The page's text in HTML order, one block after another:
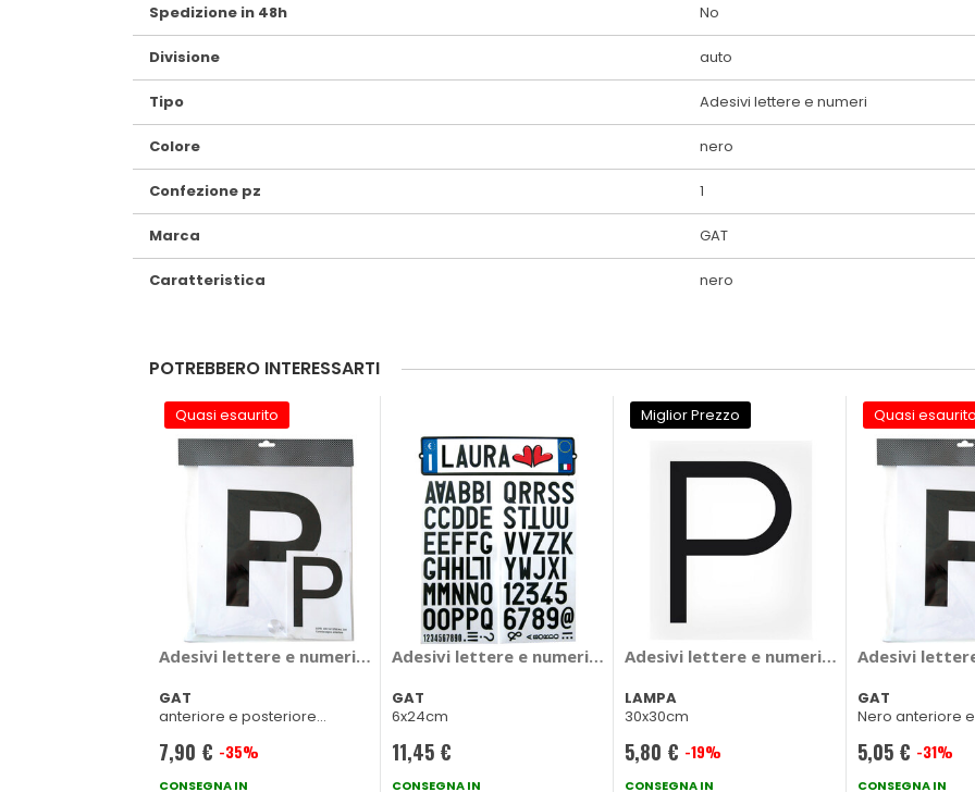
Spedizione in 48h No
Divisione auto
Tipo Adesivi lettere e numeri
Colore nero
Confezione pz 1
Marca GAT
Caratteristica nero
POTREBBERO INTERESSARTI
Quasi esaurito
Adesivi lettere e numeri Principiante - GAT
GAT
anteriore e posteriore
Prezzo
speciale
7,90 € -35%
CONSEGNA IN
Adesivi lettere e numeri TARGA-TI - GAT
GAT
6x24cm
11,45 €
CONSEGNA IN
Miglior Prezzo
Adesivi lettere e numeri - LAMPA
LAMPA
30x30cm
Prezzo
speciale
5,80 € -19%
CONSEGNA IN
Quasi esaurito
Adesivi
GAT
Nero anteriore
Prezzo
speciale
5,05 € -31%
CONSEGNA IN